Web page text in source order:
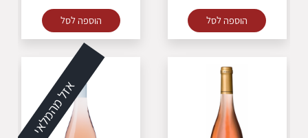
הוספה לסל הוספה לסל
אזל מהמלאי